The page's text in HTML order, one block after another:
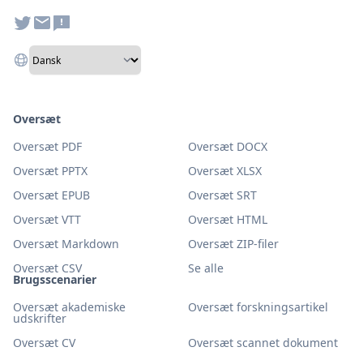
Brugsscenarier
Oversæt akademiske
udskrifter
Oversæt forskningsartikel
Oversæt CV
Oversæt scannet dokument
Oversæt
Oversæt PDF
Oversæt DOCX
Oversæt PPTX
Oversæt XLSX
Oversæt EPUB
Oversæt SRT
Oversæt VTT
Oversæt HTML
Oversæt Markdown
Oversæt ZIP-filer
Oversæt CSV
Se alle